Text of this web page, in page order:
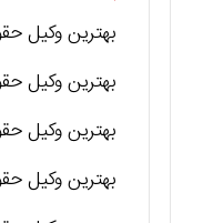
بهترین وکیل
بهترین وکیل
بهترین وکیل
بهترین وکیل